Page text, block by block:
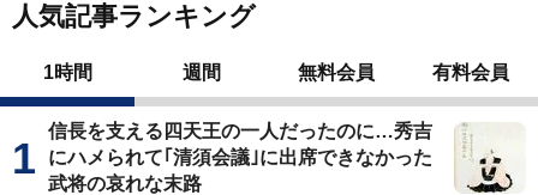
人気記事ランキング
1時間 週間 無料会員 有料会員
信長を支える四天王の一人だったのに…秀吉
にハメられて｢清須会議｣に出席できなかった
武将の哀れな末路